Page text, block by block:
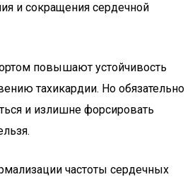
и сокращения сердечной
повышают устойчивость
тахикардии. Но обязательно
и излишне форсировать
частоты сердечных